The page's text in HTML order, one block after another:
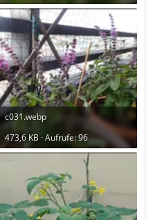
c031.webp
473,6 KB · Aufrufe: 96